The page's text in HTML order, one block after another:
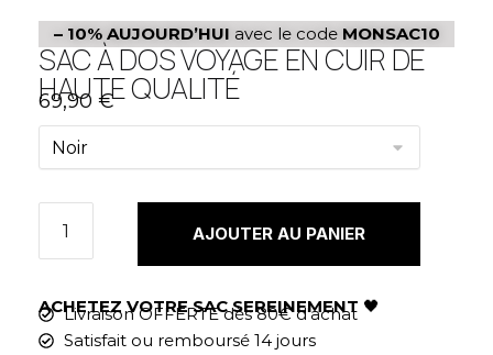
– 10% AUJOURD’HUI avec le code MONSAC10
SAC À DOS VOYAGE EN CUIR DE
HAUTE QUALITÉ
69,90 €
AJOUTER AU PANIER
ACHETEZ VOTRE SAC SEREINEMENT 🖤
Livraison OFFERTE dès 80€ d'achat
Satisfait ou remboursé 14 jours